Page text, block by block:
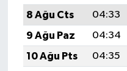
8 Ağu Cts
04:33
9 Ağu Paz
04:34
10 Ağu Pts
04:35